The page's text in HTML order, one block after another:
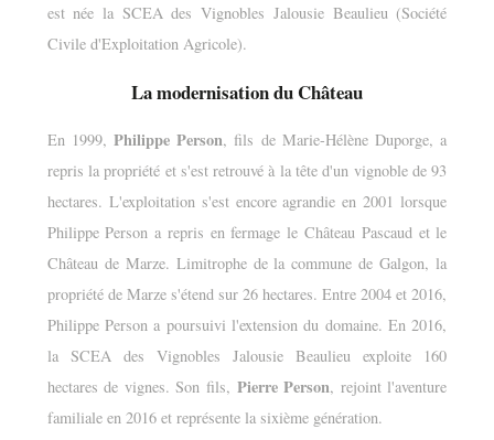
est née la SCEA des Vignobles Jalousie Beaulieu (Société
Civile d'Exploitation Agricole).
La modernisation du Château
En 1999,Philippe Person, fils de Marie-Hélène Duporge, a
repris la propriété et s'est retrouvé à la tête d'un vignoble de 93
hectares. L'exploitation s'est encore agrandie en 2001 lorsque
Philippe Person a repris en fermage le Château Pascaud et le
Château de Marze. Limitrophe de la commune de Galgon, la
propriété de Marze s'étend sur 26 hectares. Entre 2004 et 2016,
Philippe Person a poursuivi l'extension du domaine. En 2016,
la SCEA des Vignobles Jalousie Beaulieu exploite 160
hectares de vignes. Son fils, Pierre Person, rejoint l'aventure
familiale en 2016 et représente la sixième génération.